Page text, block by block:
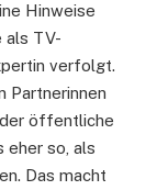
Hinweise
als TV-
verfolgt.
Partnerinnen
öffentliche
eher so, als
Das macht